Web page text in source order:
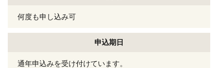
何度も申し込み可
申込期日
通年申込みを受け付けています。